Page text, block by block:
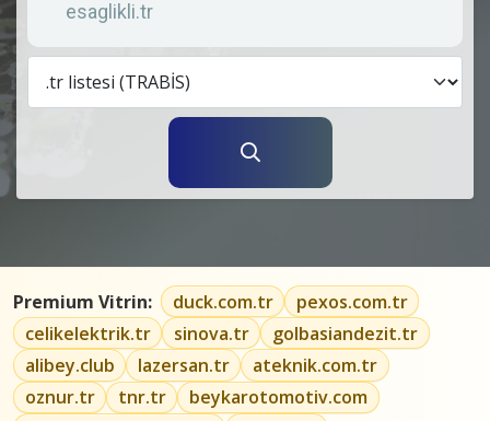
Premium Vitrin: duck.com.tr
pexos.com.tr
celikelektrik.tr
sinova.tr
golbasiandezit.tr
alibey.club
lazersan.tr
ateknik.com.tr
oznur.tr
tnr.tr
beykarotomotiv.com